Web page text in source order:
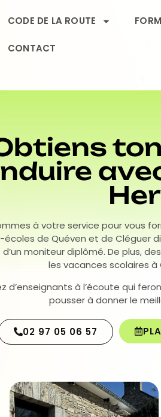
CODE DE LA ROUTE
CONTACT
à votre service pour vous
écoles de Quéven et de Cléguer
moniteur diplômé. De plus,
les vacances scolaires
d’enseignants à l’écoute qui
pousser à donner le
02 97 05 06 57